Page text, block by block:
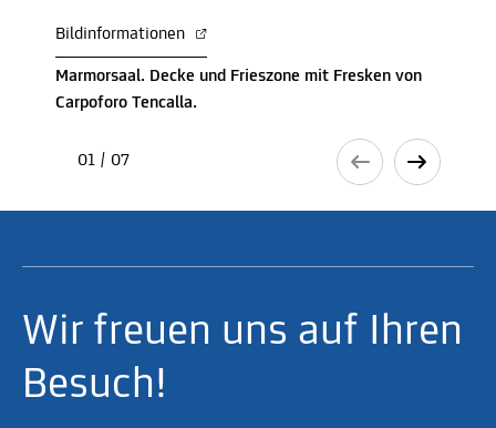
Bildinformationen
Marmorsaal. Decke und Frieszone mit Fresken von
Carpoforo Tencalla.
01 / 07
Wir freuen uns auf Ihren
Besuch!